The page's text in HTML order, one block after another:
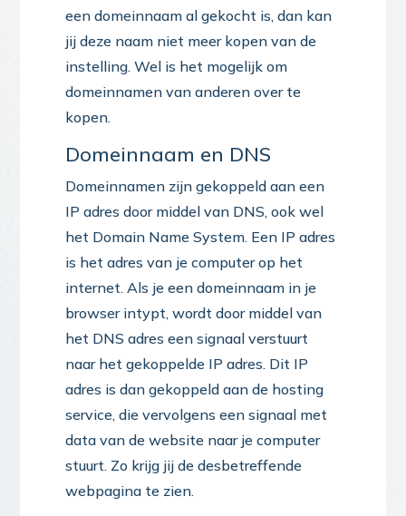
een domeinnaam al gekocht is, dan kan
jij deze naam niet meer kopen van de
instelling. Wel is het mogelijk om
domeinnamen van anderen over te
kopen.
Domeinnaam en DNS
Domeinnamen zijn gekoppeld aan een
IP adres door middel van DNS, ook wel
het Domain Name System. Een IP adres
is het adres van je computer op het
internet. Als je een domeinnaam in je
browser intypt, wordt door middel van
het DNS adres een signaal verstuurt
naar het gekoppelde IP adres. Dit IP
adres is dan gekoppeld aan de hosting
service, die vervolgens een signaal met
data van de website naar je computer
stuurt. Zo krijg jij de desbetreffende
webpagina te zien.